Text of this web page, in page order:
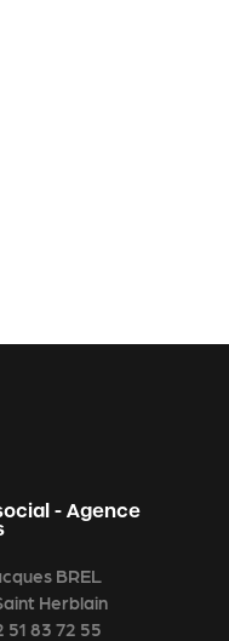
- Agence
BREL
Herblain
51 83 72 55